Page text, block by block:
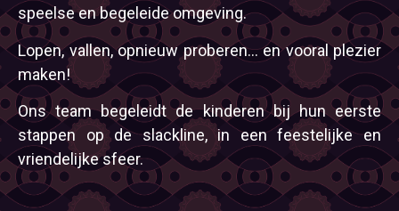
speelse en begeleide omgeving.
Lopen, vallen, opnieuw proberen… en vooral plezier
maken!
Ons team begeleidt de kinderen bij hun eerste
stappen op de slackline, in een feestelijke en
vriendelijke sfeer.